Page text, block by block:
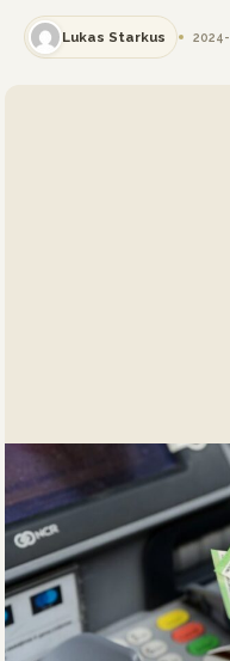
Lukas Starkus